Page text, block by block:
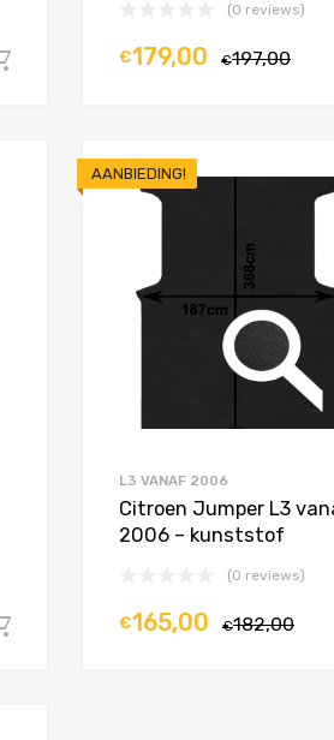
In winkelwagen
(0 reviews)
€197,00
€179,00
Toevoegen aan Favorieten
In winkelwagen
AANBIEDING!
L3 VANAF 2006
Citroen Jumper L3
2006 – kunststof
(0 reviews)
€182,00
€165,00